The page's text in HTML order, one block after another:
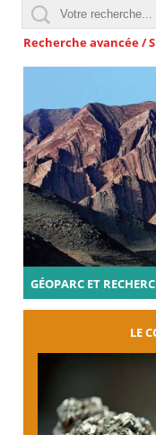
Recherche avancée /
GÉOPARC ET
LE